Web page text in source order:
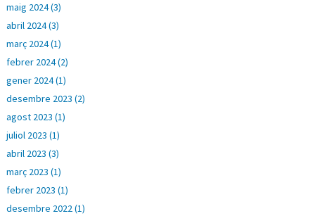
maig 2024 (3)
abril 2024 (3)
març 2024 (1)
febrer 2024 (2)
gener 2024 (1)
desembre 2023 (2)
agost 2023 (1)
juliol 2023 (1)
abril 2023 (3)
març 2023 (1)
febrer 2023 (1)
desembre 2022 (1)